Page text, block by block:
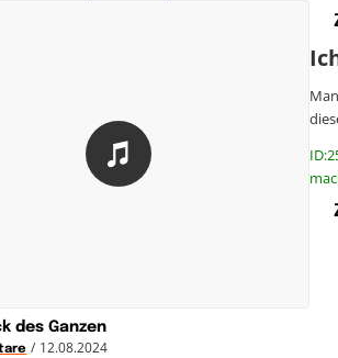
des Ganzen
/ 12.08.2024